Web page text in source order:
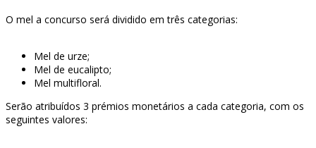
O mel a concurso será dividido em três categorias:
Mel de urze;
Mel de eucalipto;
Mel multifloral.
Serão atribuídos 3 prémios monetários a cada categoria, com os
seguintes valores: